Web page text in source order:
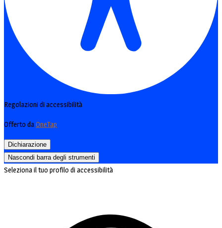
Regolazioni di accessibilità
Offerto daOneTap
Dichiarazione
Nascondi barra degli strumenti
Seleziona il tuo profilo di accessibilità